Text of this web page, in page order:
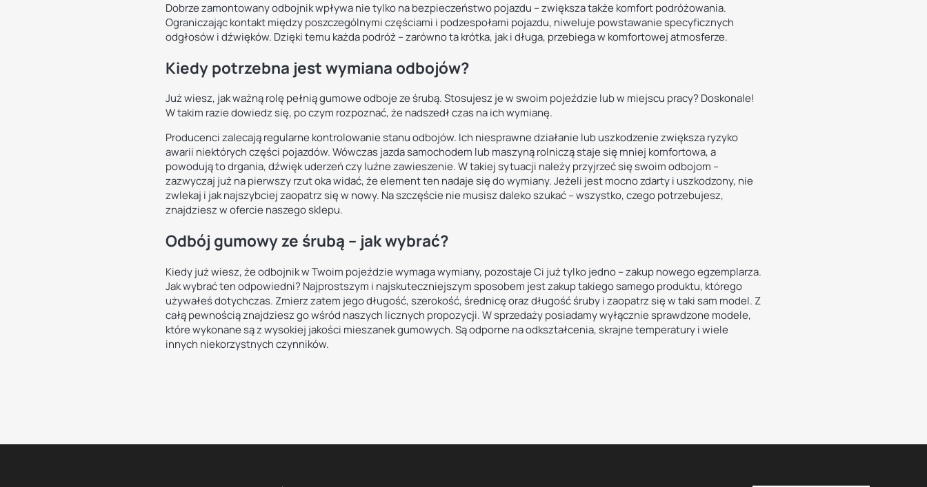
Dobrze zamontowany odbojnik wpływa nie tylko na bezpieczeństwo pojazdu – zwiększa także komfort podróżowania.
Ograniczając kontakt między poszczególnymi częściami i podzespołami pojazdu, niweluje powstawanie specyficznych
odgłosów i dźwięków. Dzięki temu każda podróż – zarówno ta krótka, jak i długa, przebiega w komfortowej atmosferze.
Kiedy potrzebna jest wymiana odbojów?
Już wiesz, jak ważną rolę pełnią gumowe odboje ze śrubą. Stosujesz je w swoim pojeździe lub w miejscu pracy? Doskonale!
W takim razie dowiedz się, po czym rozpoznać, że nadszedł czas na ich wymianę.
Producenci zalecają regularne kontrolowanie stanu odbojów. Ich niesprawne działanie lub uszkodzenie zwiększa ryzyko
awarii niektórych części pojazdów. Wówczas jazda samochodem lub maszyną rolniczą staje się mniej komfortowa, a
powodują to drgania, dźwięk uderzeń czy luźne zawieszenie. W takiej sytuacji należy przyjrzeć się swoim odbojom –
zazwyczaj już na pierwszy rzut oka widać, że element ten nadaje się do wymiany. Jeżeli jest mocno zdarty i uszkodzony, nie
zwlekaj i jak najszybciej zaopatrz się w nowy. Na szczęście nie musisz daleko szukać – wszystko, czego potrzebujesz,
znajdziesz w ofercie naszego sklepu.
Odbój gumowy ze śrubą – jak wybrać?
Kiedy już wiesz, że odbojnik w Twoim pojeździe wymaga wymiany, pozostaje Ci już tylko jedno – zakup nowego egzemplarza.
Jak wybrać ten odpowiedni? Najprostszym i najskuteczniejszym sposobem jest zakup takiego samego produktu, którego
używałeś dotychczas. Zmierz zatem jego długość, szerokość, średnicę oraz długość śruby i zaopatrz się w taki sam model. Z
całą pewnością znajdziesz go wśród naszych licznych propozycji. W sprzedaży posiadamy wyłącznie sprawdzone modele,
które wykonane są z wysokiej jakości mieszanek gumowych. Są odporne na odkształcenia, skrajne temperatury i wiele
innych niekorzystnych czynników.